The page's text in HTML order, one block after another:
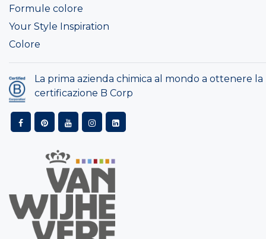
Formule colore
Your Style Inspiration
Colore
La prima azienda chimica al mondo a ottenere la
certificazione B Corp